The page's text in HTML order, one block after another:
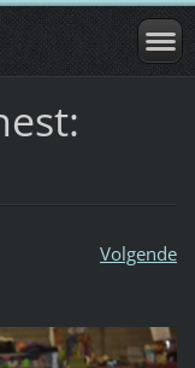
Volgende